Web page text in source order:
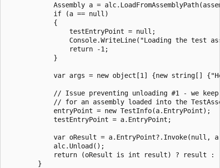
Assembly a =
            if (a == null)
            {
                testEntryPoint = null;
Console.WriteLine("Loading the test
                return -1;
            }
var args = new object[1] {new string[]
// Issue preventing unloading #1 - we
// for an assembly loaded into the
            entryPoint = new TestInfo(a.EntryPoint);
            testEntryPoint = a.EntryPoint;
var oResult = a.EntryPoint?.Invoke(null,
            alc.Unload();
return (oResult is int result) ? result :
        }